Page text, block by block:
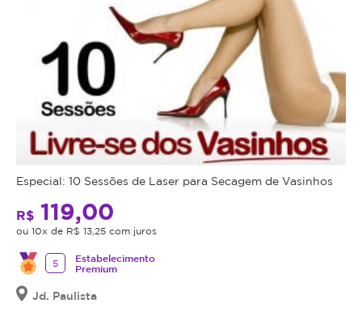
Especial: 10 Sessões de Laser para Secagem de Vasinhos
R$ 119,00
ou 10x de R$ 13,25 com juros
5
Estabelecimento
Premium
Jd. Paulista